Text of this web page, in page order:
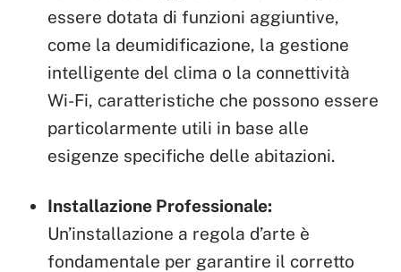
essere dotata di funzioni aggiuntive,
come la deumidificazione, la gestione
intelligente del clima o la connettività
Wi-Fi, caratteristiche che possono essere
particolarmente utili in base alle
esigenze specifiche delle abitazioni.
Installazione Professionale:
Un’installazione a regola d’arte è
fondamentale per garantire il corretto